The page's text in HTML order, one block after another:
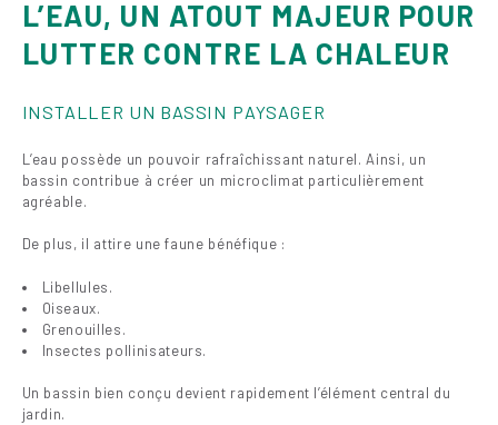
L’EAU, UN ATOUT MAJEUR POUR
LUTTER CONTRE LA CHALEUR
INSTALLER UN BASSIN PAYSAGER
L’eau possède un pouvoir rafraîchissant naturel. Ainsi, un
bassin contribue à créer un microclimat particulièrement
agréable.
De plus, il attire une faune bénéfique :
Libellules.
Oiseaux.
Grenouilles.
Insectes pollinisateurs.
Un bassin bien conçu devient rapidement l’élément central du
jardin.